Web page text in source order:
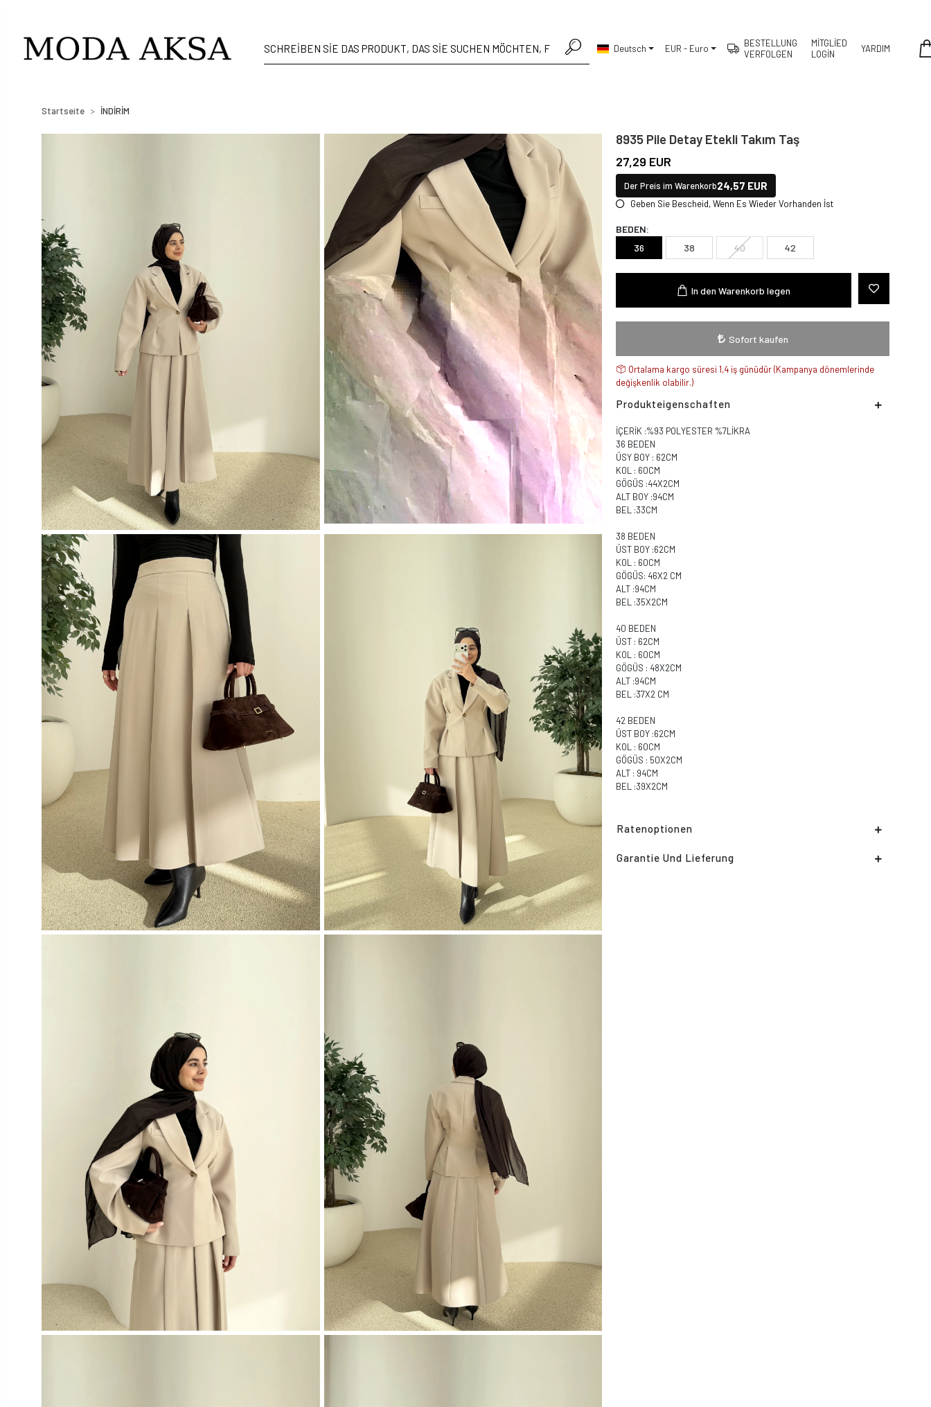
Deutsch EUR - Euro
BESTELLUNG
VERFOLGEN
MİTGLİED
LOGİN
YARDIM
Startseite İNDİRİM
8935 Pile Detay Etekli Takım Taş
27,29 EUR
Der Preis im Warenkorb24,57 EUR
Geben Sie Bescheid, Wenn Es Wieder Vorhanden İst
BEDEN:
36
38 40 42
In den Warenkorb legen
Sofort kaufen
Ortalama kargo süresi 1,4 iş günüdür (Kampanya dönemlerinde
değişkenlik olabilir.)
Produkteigenschaften
İÇERİK :%93 POLYESTER %7LİKRA
36 BEDEN
ÜSY BOY : 62CM
KOL : 60CM
GÖGÜS :44X2CM
ALT BOY :94CM
BEL :33CM
38 BEDEN
ÜST BOY :62CM
KOL : 60CM
GÖGÜS: 46X2 CM
ALT :94CM
BEL :35X2CM
40 BEDEN
ÜST : 62CM
KOL : 60CM
GÖGÜS : 48X2CM
ALT :94CM
BEL :37X2 CM
42 BEDEN
ÜST BOY :62CM
KOL : 60CM
GÖGÜS : 50X2CM
ALT : 94CM
BEL :39X2CM
Ratenoptionen
Garantie Und Lieferung